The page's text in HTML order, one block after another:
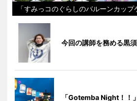
「すみっコのぐらしのバルーンカップ
今回の講師を務める黒
「Gotemba Night！！